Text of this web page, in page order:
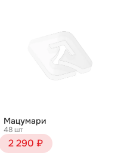
Мацумари
48 шт
2 290 ₽